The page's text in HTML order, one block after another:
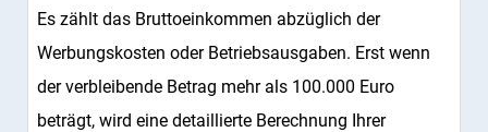
Es zählt das Bruttoeinkommen abzüglich der
Werbungskosten oder Betriebsausgaben. Erst wenn
der verbleibende Betrag mehr als 100.000 Euro
beträgt, wird eine detaillierte Berechnung Ihrer